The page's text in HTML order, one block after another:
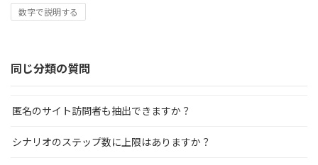
数字で説明する
同じ分類の質問
匿名のサイト訪問者も抽出できますか？
シナリオのステップ数に上限はありますか？